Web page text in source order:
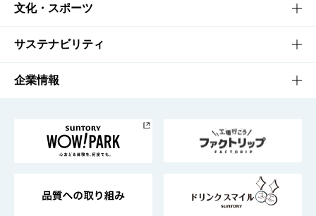
商品一覧
商品発売情報
栄養成分一覧
知る・楽しむTOP
キャンペーン
工場見学
地域情報
文化・スポーツ
文化・スポーツTOP
サントリーホール
サントリーサンバーズ大阪
サステナビリティ
サステナビリティTOP
サントリーが考えるサステナビリティ経営
企業情報
企業概要